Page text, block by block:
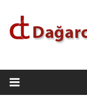
Dağarcık
Türkiye